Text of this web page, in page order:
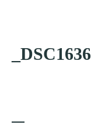
_DSC1636